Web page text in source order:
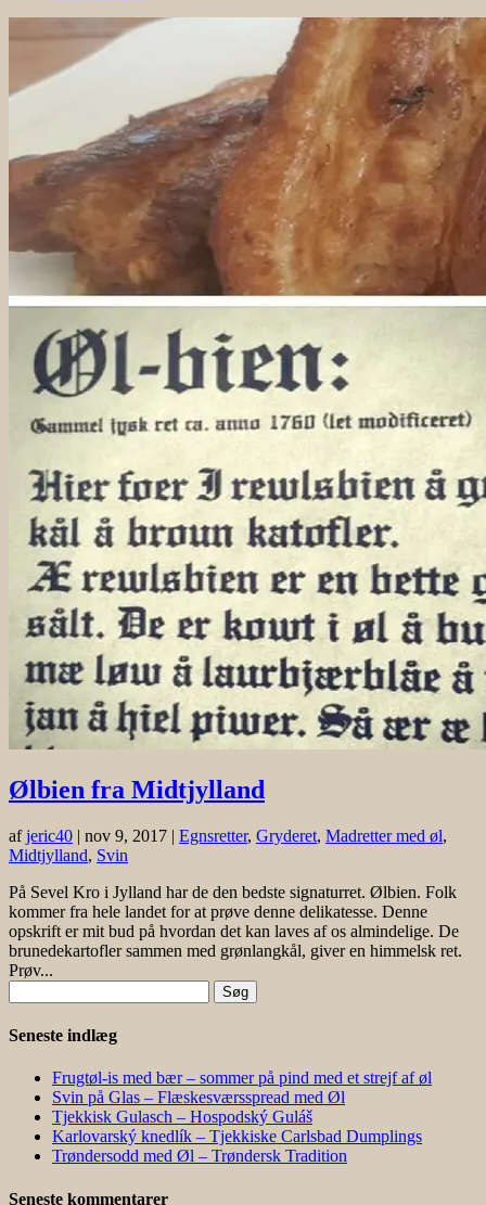
Ølbien fra Midtjylland
afjeric40 | nov 9, 2017 | Egnsretter, Gryderet, Madretter med øl,
Midtjylland, Svin
På Sevel Kro i Jylland har de den bedste signaturret. Ølbien. Folk
kommer fra hele landet for at prøve denne delikatesse. Denne
opskrift er mit bud på hvordan det kan laves af os almindelige. De
brunedekartofler sammen med grønlangkål, giver en himmelsk ret.
Prøv...
efter:
Seneste indlæg
Frugtøl-is med bær – sommer på pind med et strejf af øl
Svin på Glas – Flæskesværsspread med Øl
Tjekkisk Gulasch – Hospodský Guláš
Karlovarský knedlík – Tjekkiske Carlsbad Dumplings
Trøndersodd med Øl – Trøndersk Tradition
Seneste kommentarer